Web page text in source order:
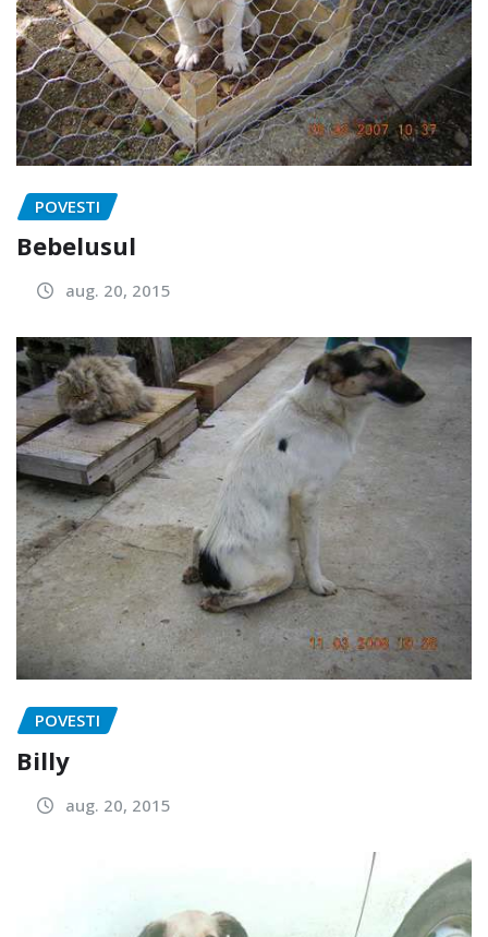
POVESTI
Bebelusul
aug. 20, 2015
POVESTI
Billy
aug. 20, 2015